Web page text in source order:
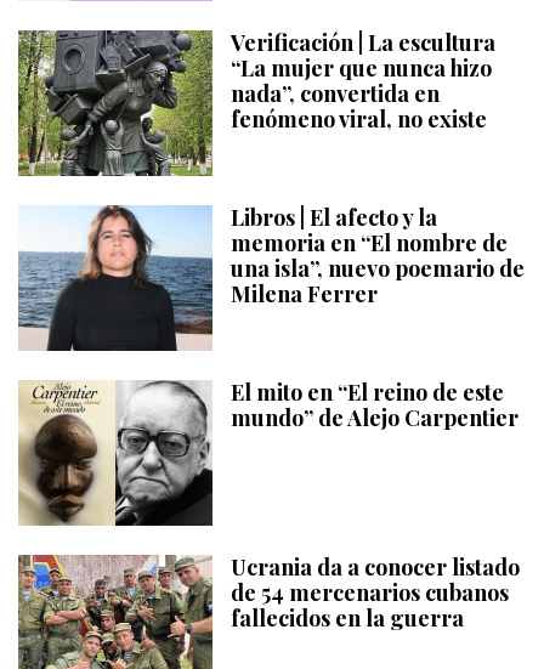
Verificación | La escultura
“La mujer que nunca hizo
nada”, convertida en
fenómeno viral, no existe
Libros | El afecto y la
memoria en “El nombre de
una isla”, nuevo poemario de
Milena Ferrer
El mito en “El reino de este
mundo” de Alejo Carpentier
Ucrania da a conocer listado
de 54 mercenarios cubanos
fallecidos en la guerra